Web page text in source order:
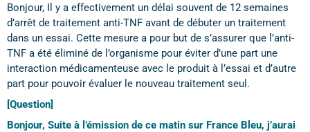
Bonjour, Il y a effectivement un délai souvent de 12 semaines
d’arrêt de traitement anti-TNF avant de débuter un traitement
dans un essai. Cette mesure a pour but de s’assurer que l’anti-
TNF a été éliminé de l’organisme pour éviter d’une part une
interaction médicamenteuse avec le produit à l’essai et d’autre
part pour pouvoir évaluer le nouveau traitement seul.
[Question]
Bonjour, Suite à l’émission de ce matin sur France Bleu, j’aurai